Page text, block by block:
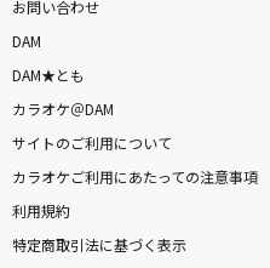
お問い合わせ
DAM
DAM★とも
カラオケ＠DAM
サイトのご利用について
カラオケご利用にあたっての注意事項
利用規約
特定商取引法に基づく表示